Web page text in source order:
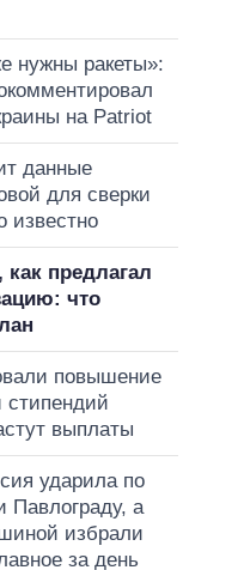
нужны ракеты»:
на Patriot
данные
для сверки
известно
предлагал
что
повышение
стипендий
выплаты
ударила по
Павлограду, а
избрали
за день